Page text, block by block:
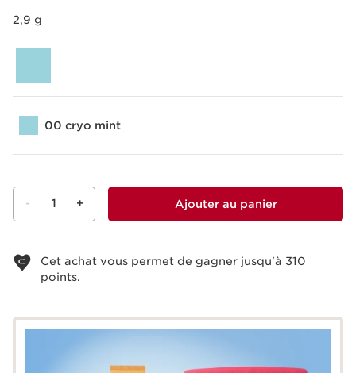
2,9 g
00 cryo mint
- 1 + Ajouter au panier
Cet achat vous permet de gagner jusqu'à 310
points.